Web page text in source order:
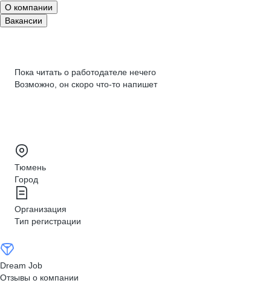
О компании
Вакансии
Пока читать о работодателе нечего
Возможно, он скоро что‑то напишет
Тюмень
Город
Организация
Тип регистрации
Dream Job
Отзывы о компании